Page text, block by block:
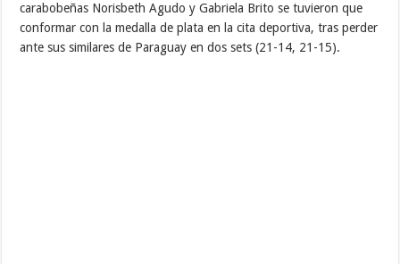
carabobeñas Norisbeth Agudo y Gabriela Brito se tuvieron que
conformar con la medalla de plata en la cita deportiva, tras perder
ante sus similares de Paraguay en dos sets (21-14, 21-15).